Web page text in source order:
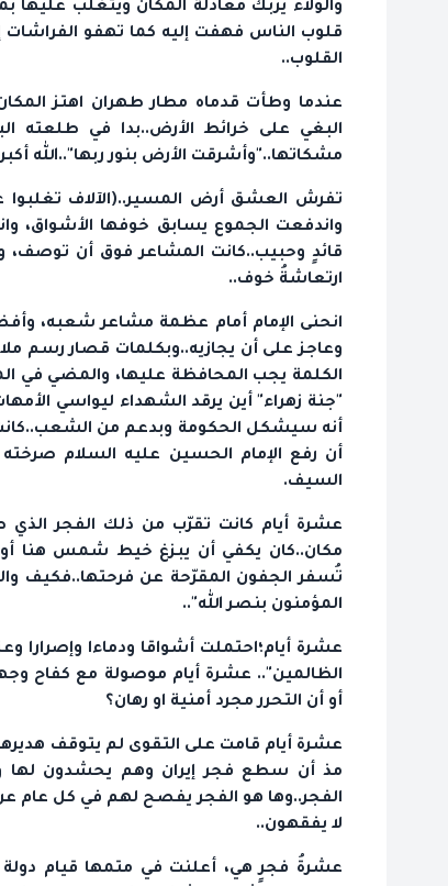
والولاء يربك معادلة المكان ويتغلب
قلوب الناس فهفت إليه كما تهفو
القلوب..
عندما وطأت قدماه مطار طهران اهتز المكان
البغي على خرائط الأرض..بدا في طلعته
مشكاتها.."وأشرقت الأرض بنور ربها"..الله أكبر
تفرش العشق أرض المسير..(الآلاف تغلبوا
واندفعت الجموع يسابق خوفها الأشواق،
قائدٍ وحبيب..كانت المشاعر فوق أن
ارتعاشةُ خوف..
انحنى الإمام أمام عظمة مشاعر شعبه،
وعاجز على أن يجازيه..وبكلمات قصار رسم
الكلمة يجب المحافظة عليها، والمضي في
"جنة زهراء" أين يرقد الشهداء ليواسي
أنه سيشكل الحكومة وبدعم من الشعب..كانت
أن رفع الإمام الحسين عليه السلام
السيف.
عشرة أيام كانت تقرّب من ذلك الفجر الذي
مكان..كان يكفي أن يبزغ خيط شمس هنا أو
تُسفر الجفون المقرّحة عن فرحتها..فكيف
المؤمنون بنصر الله"..
عشرة أيام؛احتملت أشواقا ودماءا
الظالمين".. عشرة أيام موصولة مع كفاح
أو أن التحرر مجرد أمنية او رهان؟
عشرة أيام قامت على التقوى لم يتوقف
مذ أن سطع فجر إيران وهم يحشدون لها
الفجر..وها هو الفجر يفصح لهم في كل عام عن
لا يفقهون..
عشرةُ فجرٍ هي، أعلنت في متمها قيام